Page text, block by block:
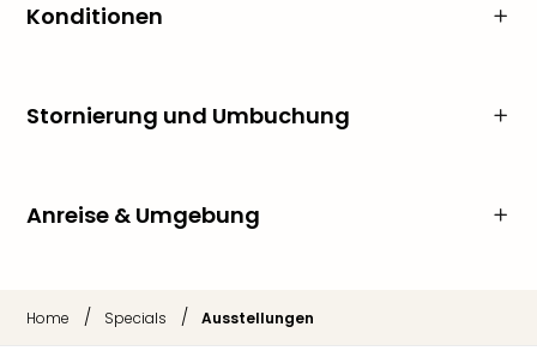
Konditionen
Stornierung und Umbuchung
Anreise & Umgebung
Home / Specials / Ausstellungen